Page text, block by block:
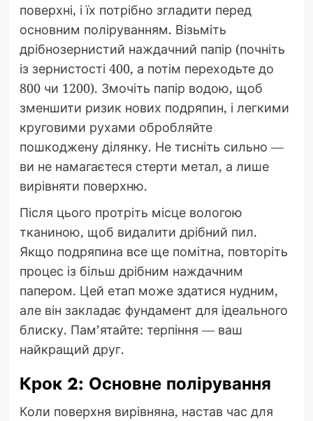
поверхні, і їх потрібно згладити перед
основним поліруванням. Візьміть
дрібнозернистий наждачний папір (почніть
із зернистості 400, а потім переходьте до
800 чи 1200). Змочіть папір водою, щоб
зменшити ризик нових подряпин, і легкими
круговими рухами обробляйте
пошкоджену ділянку. Не тисніть сильно —
ви не намагаєтеся стерти метал, а лише
вирівняти поверхню.
Після цього протріть місце вологою
тканиною, щоб видалити дрібний пил.
Якщо подряпина все ще помітна, повторіть
процес із більш дрібним наждачним
папером. Цей етап може здатися нудним,
але він закладає фундамент для ідеального
блиску. Пам’ятайте: терпіння — ваш
найкращий друг.
Крок 2: Основне полірування
Коли поверхня вирівняна, настав час для